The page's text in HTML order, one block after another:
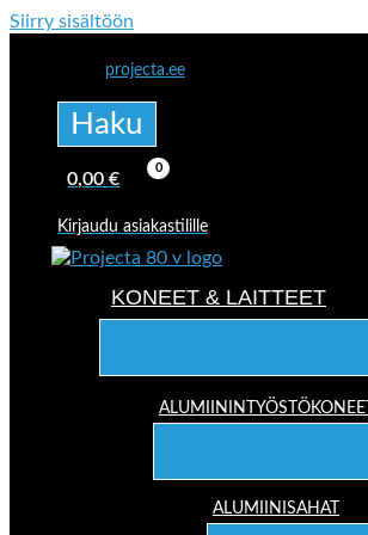
Siirry sisältöön
projecta.ee
Haku
0,00€
Kirjaudu asiakastilille
KONEET & LAITTEET
ALUMIININTYÖSTÖKONEET
ALUMIINISAHAT